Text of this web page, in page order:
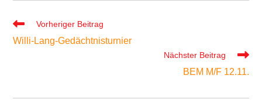
Vorheriger Beitrag
Willi-Lang-Gedächtnisturnier
Nächster Beitrag
BEM M/F 12.11.